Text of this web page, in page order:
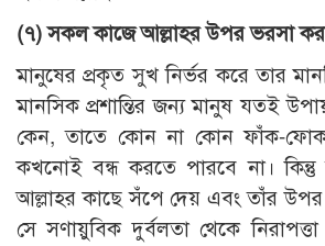
(৭)সকল কাজে আল্লাহর উপর ভরসা
মানুষের প্রকৃত সুখ নির্ভর করে তার
মানসিক প্রশান্তির জন্য মানুষ যতই
কেন, তাতে কোন না কোন ফাঁক-
কখনোই বন্ধ করতে পারবে না।
আল্লাহর কাছে সঁপে দেয় এবং তাঁর
সে সণায়ুবিক দুর্বলতা থেকে